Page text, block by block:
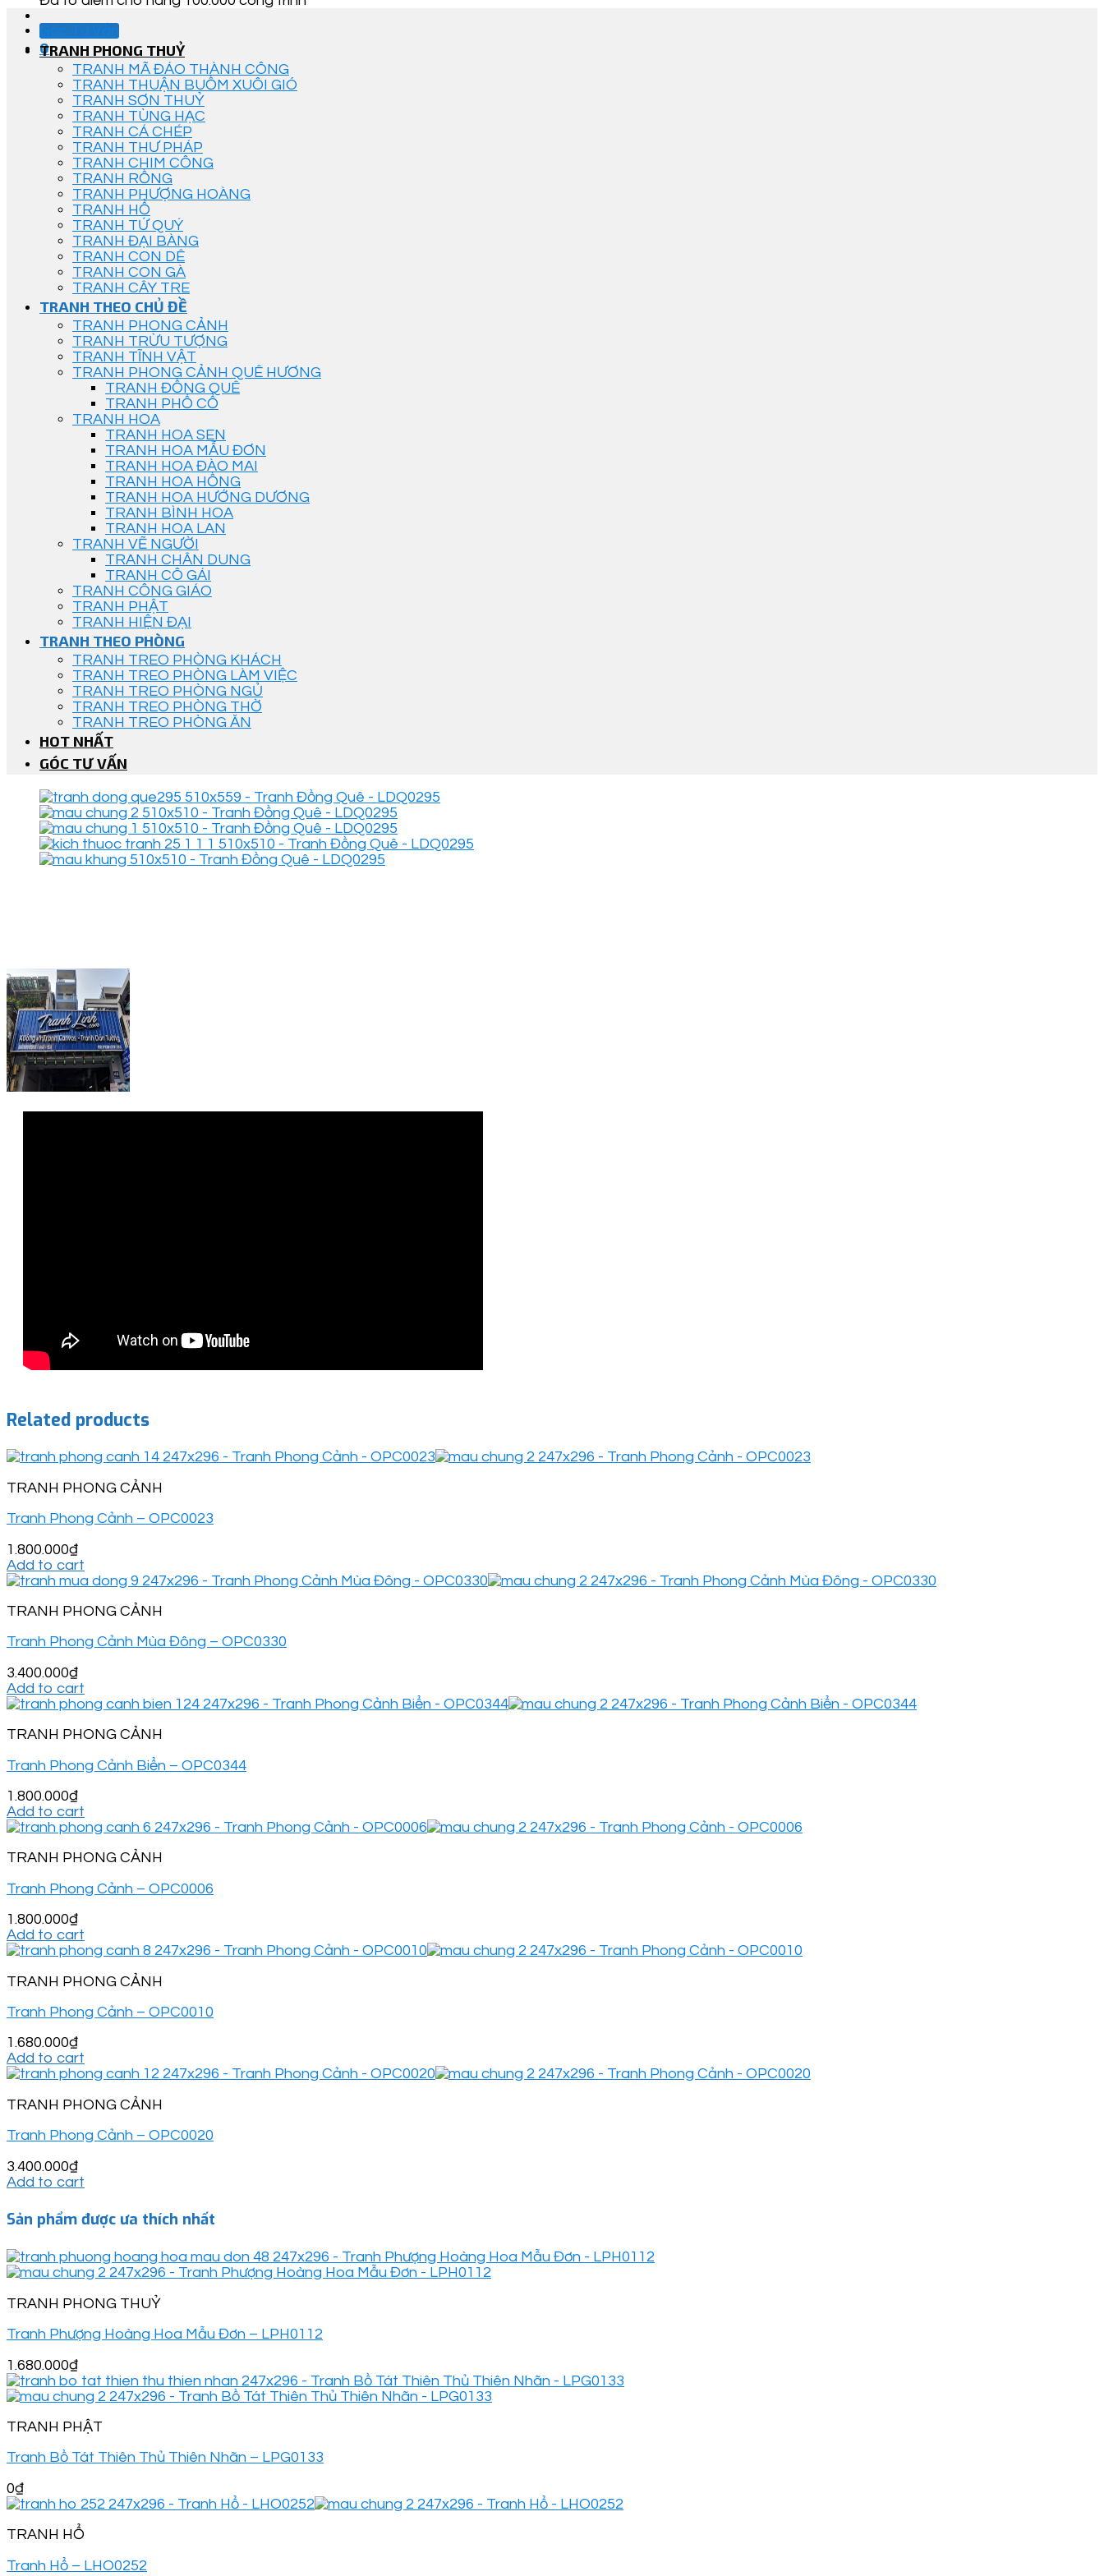
Góc Tư Vấn
0
TRANH PHONG THUỶ
TRANH MÃ ĐÁO THÀNH CÔNG
TRANH THUẬN BUỒM XUÔI GIÓ
TRANH SƠN THUỶ
TRANH TÙNG HẠC
TRANH CÁ CHÉP
TRANH THƯ PHÁP
TRANH CHIM CÔNG
TRANH RỒNG
TRANH PHƯỢNG HOÀNG
TRANH HỔ
TRANH TỨ QUÝ
TRANH ĐẠI BÀNG
TRANH CON DÊ
TRANH CON GÀ
TRANH CÂY TRE
TRANH THEO CHỦ ĐỀ
TRANH PHONG CẢNH
TRANH TRỪU TƯỢNG
TRANH TĨNH VẬT
TRANH PHONG CẢNH QUÊ HƯƠNG
TRANH ĐỒNG QUÊ
TRANH PHỐ CỔ
TRANH HOA
TRANH HOA SEN
TRANH HOA MẪU ĐƠN
TRANH HOA ĐÀO MAI
TRANH HOA HỒNG
TRANH HOA HƯỚNG DƯƠNG
TRANH BÌNH HOA
TRANH HOA LAN
TRANH VẼ NGƯỜI
TRANH CHÂN DUNG
TRANH CÔ GÁI
TRANH CÔNG GIÁO
TRANH PHẬT
TRANH HIỆN ĐẠI
TRANH THEO PHÒNG
TRANH TREO PHÒNG KHÁCH
TRANH TREO PHÒNG LÀM VIỆC
TRANH TREO PHÒNG NGỦ
TRANH TREO PHÒNG THỜ
TRANH TREO PHÒNG ĂN
HOT NHẤT
GÓC TƯ VẤN
Related products
TRANH PHONG CẢNH
Tranh Phong Cảnh – OPC0023
1.800.000₫
Add to cart
TRANH PHONG CẢNH
Tranh Phong Cảnh Mùa Đông – OPC0330
3.400.000₫
Add to cart
TRANH PHONG CẢNH
Tranh Phong Cảnh Biển – OPC0344
1.800.000₫
Add to cart
TRANH PHONG CẢNH
Tranh Phong Cảnh – OPC0006
1.800.000₫
Add to cart
TRANH PHONG CẢNH
Tranh Phong Cảnh – OPC0010
1.680.000₫
Add to cart
TRANH PHONG CẢNH
Tranh Phong Cảnh – OPC0020
3.400.000₫
Add to cart
Sản phẩm được ưa thích nhất
TRANH PHONG THUỶ
Tranh Phượng Hoàng Hoa Mẫu Đơn – LPH0112
1.680.000₫
TRANH PHẬT
Tranh Bồ Tát Thiên Thủ Thiên Nhãn – LPG0133
0₫
TRANH HỔ
Tranh Hổ – LHO0252